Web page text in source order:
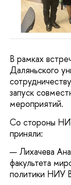
В рамках
Даляньского
запуск
мероприятий.
Со стороны
приняли:
Лихачева
факультета
политики